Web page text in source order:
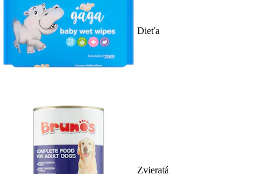
Dieťa
Zvieratá